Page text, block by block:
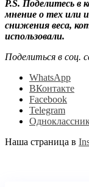
P.S. Поделитесь в
мнение о тех или
снижения веса,
использовали.
Поделиться в соц.
WhatsApp
ВКонтакте
Facebook
Telegram
Наша страница в